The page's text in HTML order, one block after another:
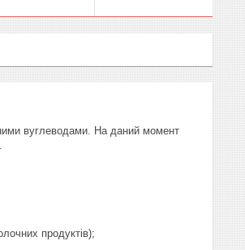
вуглеводами. На даний момент
продуктів);